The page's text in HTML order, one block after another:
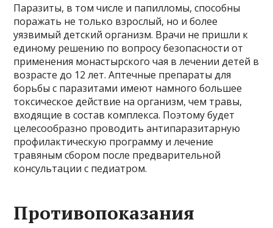
Паразиты, в том числе и папилломы, способны
поражать не только взрослый, но и более
уязвимый детский организм. Врачи не пришли к
единому решению по вопросу безопасности от
применения монастырского чая в лечении детей в
возрасте до 12 лет. Аптечные препараты для
борьбы с паразитами имеют намного большее
токсическое действие на организм, чем травы,
входящие в состав комплекса. Поэтому будет
целесообразно проводить антипаразитарную
профилактическую программу и лечение
травяным сбором после предварительной
консультации с педиатром.
Противопоказания